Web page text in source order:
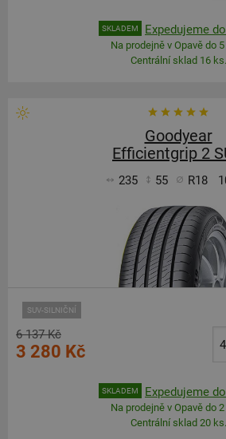
SKLADEM Expedujeme
Na prodejně v Opavě do
Centrální sklad 16 ks.
Goodyear
Efficientgrip 2
235 55 R18
SUV-SILNIČNÍ
6 137 Kč
3 280 Kč
SKLADEM Expedujeme
Na prodejně v Opavě do
Centrální sklad 20 ks.